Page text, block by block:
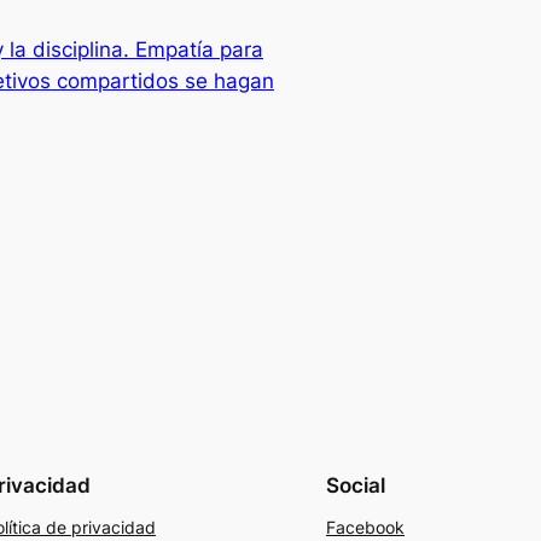
disciplina. Empatía para
compartidos se hagan
de privacidad
Social
Facebook